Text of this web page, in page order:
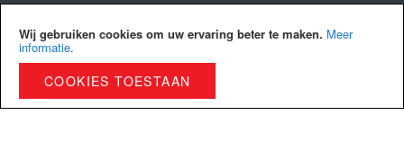
Wij gebruiken cookies om uw ervaring beter te maken. Meer
informatie.
COOKIES TOESTAAN
Algemene Voorwaarden
Betaalmethoden